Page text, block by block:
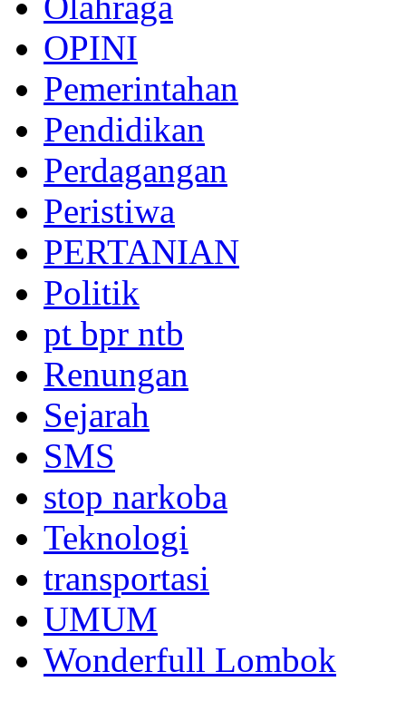
OPINI
Pemerintahan
Pendidikan
Perdagangan
Peristiwa
PERTANIAN
Politik
pt bpr ntb
Renungan
Sejarah
SMS
stop narkoba
Teknologi
transportasi
UMUM
Wonderfull Lombok